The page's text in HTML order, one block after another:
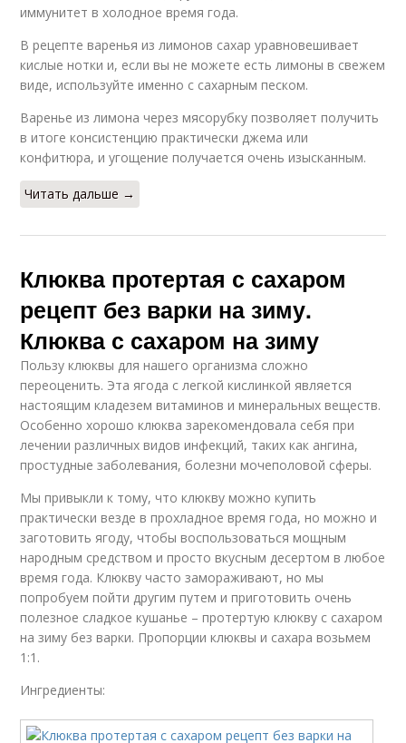
иммунитет в холодное время года.
В рецепте варенья из лимонов сахар уравновешивает
кислые нотки и, если вы не можете есть лимоны в свежем
виде, используйте именно с сахарным песком.
Варенье из лимона через мясорубку позволяет получить
в итоге консистенцию практически джема или
конфитюра, и угощение получается очень изысканным.
Читать дальше →
Клюква протертая с сахаром
рецепт без варки на зиму.
Клюква с сахаром на зиму
Пользу клюквы для нашего организма сложно
переоценить. Эта ягода с легкой кислинкой является
настоящим кладезем витаминов и минеральных веществ.
Особенно хорошо клюква зарекомендовала себя при
лечении различных видов инфекций, таких как ангина,
простудные заболевания, болезни мочеполовой сферы.
Мы привыкли к тому, что клюкву можно купить
практически везде в прохладное время года, но можно и
заготовить ягоду, чтобы воспользоваться мощным
народным средством и просто вкусным десертом в любое
время года. Клюкву часто замораживают, но мы
попробуем пойти другим путем и приготовить очень
полезное сладкое кушанье – протертую клюкву с сахаром
на зиму без варки. Пропорции клюквы и сахара возьмем
1:1.
Ингредиенты: